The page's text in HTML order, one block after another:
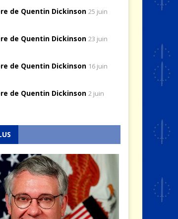
de Quentin Dickinson 25 juin
de Quentin Dickinson 23 juin
de Quentin Dickinson 16 juin
de Quentin Dickinson 2 juin